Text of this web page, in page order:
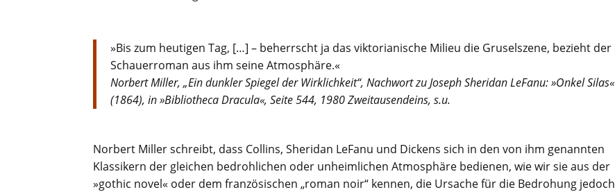
»Bis zum heutigen Tag, […] – beherrscht ja das viktorianische Milieu die Gruselszene, bezieht der
Schauerroman aus ihm seine Atmosphäre.«
Norbert Miller, „Ein dunkler Spiegel der Wirklichkeit“, Nachwort zu Joseph Sheridan LeFanu: »Onkel Silas«
(1864), in »Bibliotheca Dracula«, Seite 544, 1980 Zweitausendeins, s.u.
Norbert Miller schreibt, dass Collins, Sheridan LeFanu und Dickens sich in den von ihm genannten
Klassikern der gleichen bedrohlichen oder unheimlichen Atmosphäre bedienen, wie wir sie aus der
»gothic novel« oder dem französischen „roman noir“ kennen, die Ursache für die Bedrohung jedoch